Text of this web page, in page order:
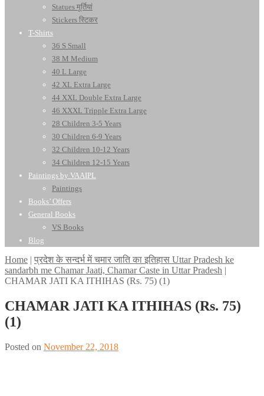
Statues मूर्तियां
Stickers स्टिकर
T-Shirts
36 S Small
38 M Medium
40 L Large
42 XL Extra Large
44 XXL Double Extra Large
46 XXXL Tripple Extra Large
28 Children 3-5 Years
30 Children 6-9 Years
32 Children 10-12 Years
34 Children 12-15 Years
Paintings by VAAIPL
Paintings
Books’ Offers
General Books
VS Books
Blog
Home | प्रदेश के सन्दर्भ में चमार जाति का इतिहास Uttar Pradesh ke
sandarbh me Chamar Jaati, Chamar Caste in Uttar Pradesh |
CHAMAR JATI KA ITHIHAS (Rs. 75) (1)
CHAMAR JATI KA ITHIHAS (Rs. 75)
(1)
Posted on November 22, 2018